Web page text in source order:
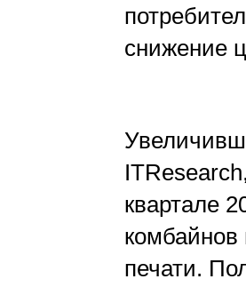
снижение
квартале
печати.